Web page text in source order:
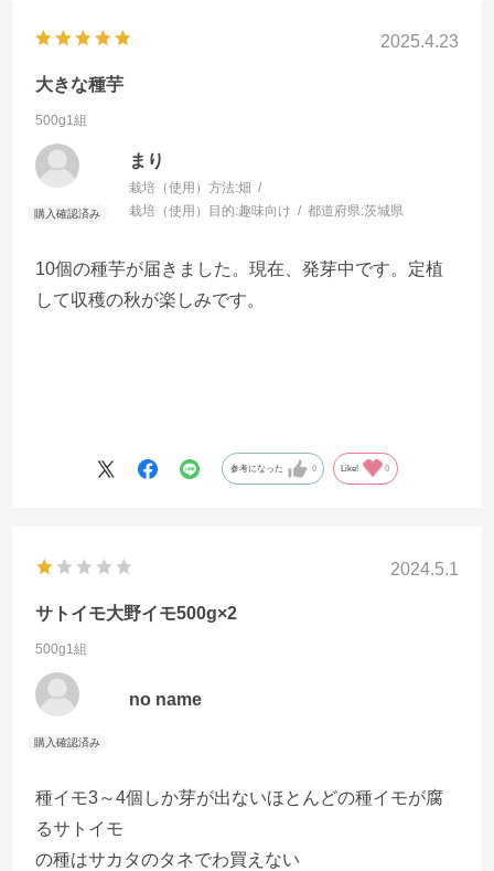
2025.4.23
大きな種芋
500g1組
まり
栽培（使用）方法:畑
栽培（使用）目的:趣味向け 都道府県:茨城県
10個の種芋が届きました。現在、発芽中です。定植
して収穫の秋が楽しみです。
参考になった 0 Like! 0
2024.5.1
サトイモ大野イモ500g×2
500g1組
no name
種イモ3～4個しか芽が出ないほとんどの種イモが腐
るサトイモ
の種はサカタのタネでわ買えない